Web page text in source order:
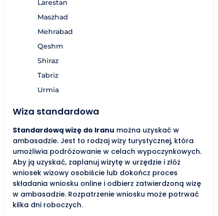
Larestan
Maszhad
Mehrabad
Qeshm
Shiraz
Tabriz
Urmia
Wiza standardowa
Standardową wizę do Iranu można uzyskać w
ambasadzie. Jest to rodzaj wizy turystycznej, która
umożliwia podróżowanie w celach wypoczynkowych.
Aby ją uzyskać, zaplanuj wizytę w urzędzie i złóż
wniosek wizowy osobiście lub dokończ proces
składania wniosku online i odbierz zatwierdzoną wizę
w ambasadzie. Rozpatrzenie wniosku może potrwać
kilka dni roboczych.